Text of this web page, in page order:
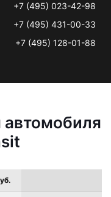
+7 (495) 023-42-98
+7 (495) 431-00-33
+7 (495) 128-01-88